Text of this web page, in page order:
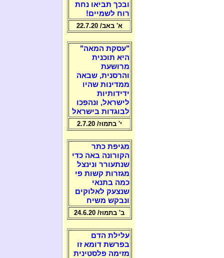
ובכך תביאו נחת
רוח לשמיים!
א' באב/ 22.7.20
"עסקת המאה"
היא תוכנית
מרושעת
והרסנית, שבאה
ממדינות שהיו
ידידותיות
לישראל, ונהפכו
לבוגדות בישראל
י' בתמוז/ 2.7.20
מגיפת כתר
הקורונה באה כדי
שנתעורר ונינצל
מגזרות קשות פי
כמה בתנאי
שנצעק לאלוקים
ונבקש משיח
ב' בתמוז/ 24.6.20
עלילת הדם
בפרשת דומא זו
מזימה פלסטינית